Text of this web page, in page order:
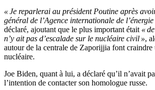
« Je reparlerai au président Poutine après
général de l’Agence internationale de
déclaré, ajoutant que le plus important était «
n’y ait pas d’escalade sur le nucléaire civil »,
autour de la centrale de Zaporijjia font craindre
nucléaire.
Joe Biden, quant à lui, a déclaré qu’il n’avait
l’intention de contacter son homologue russe.